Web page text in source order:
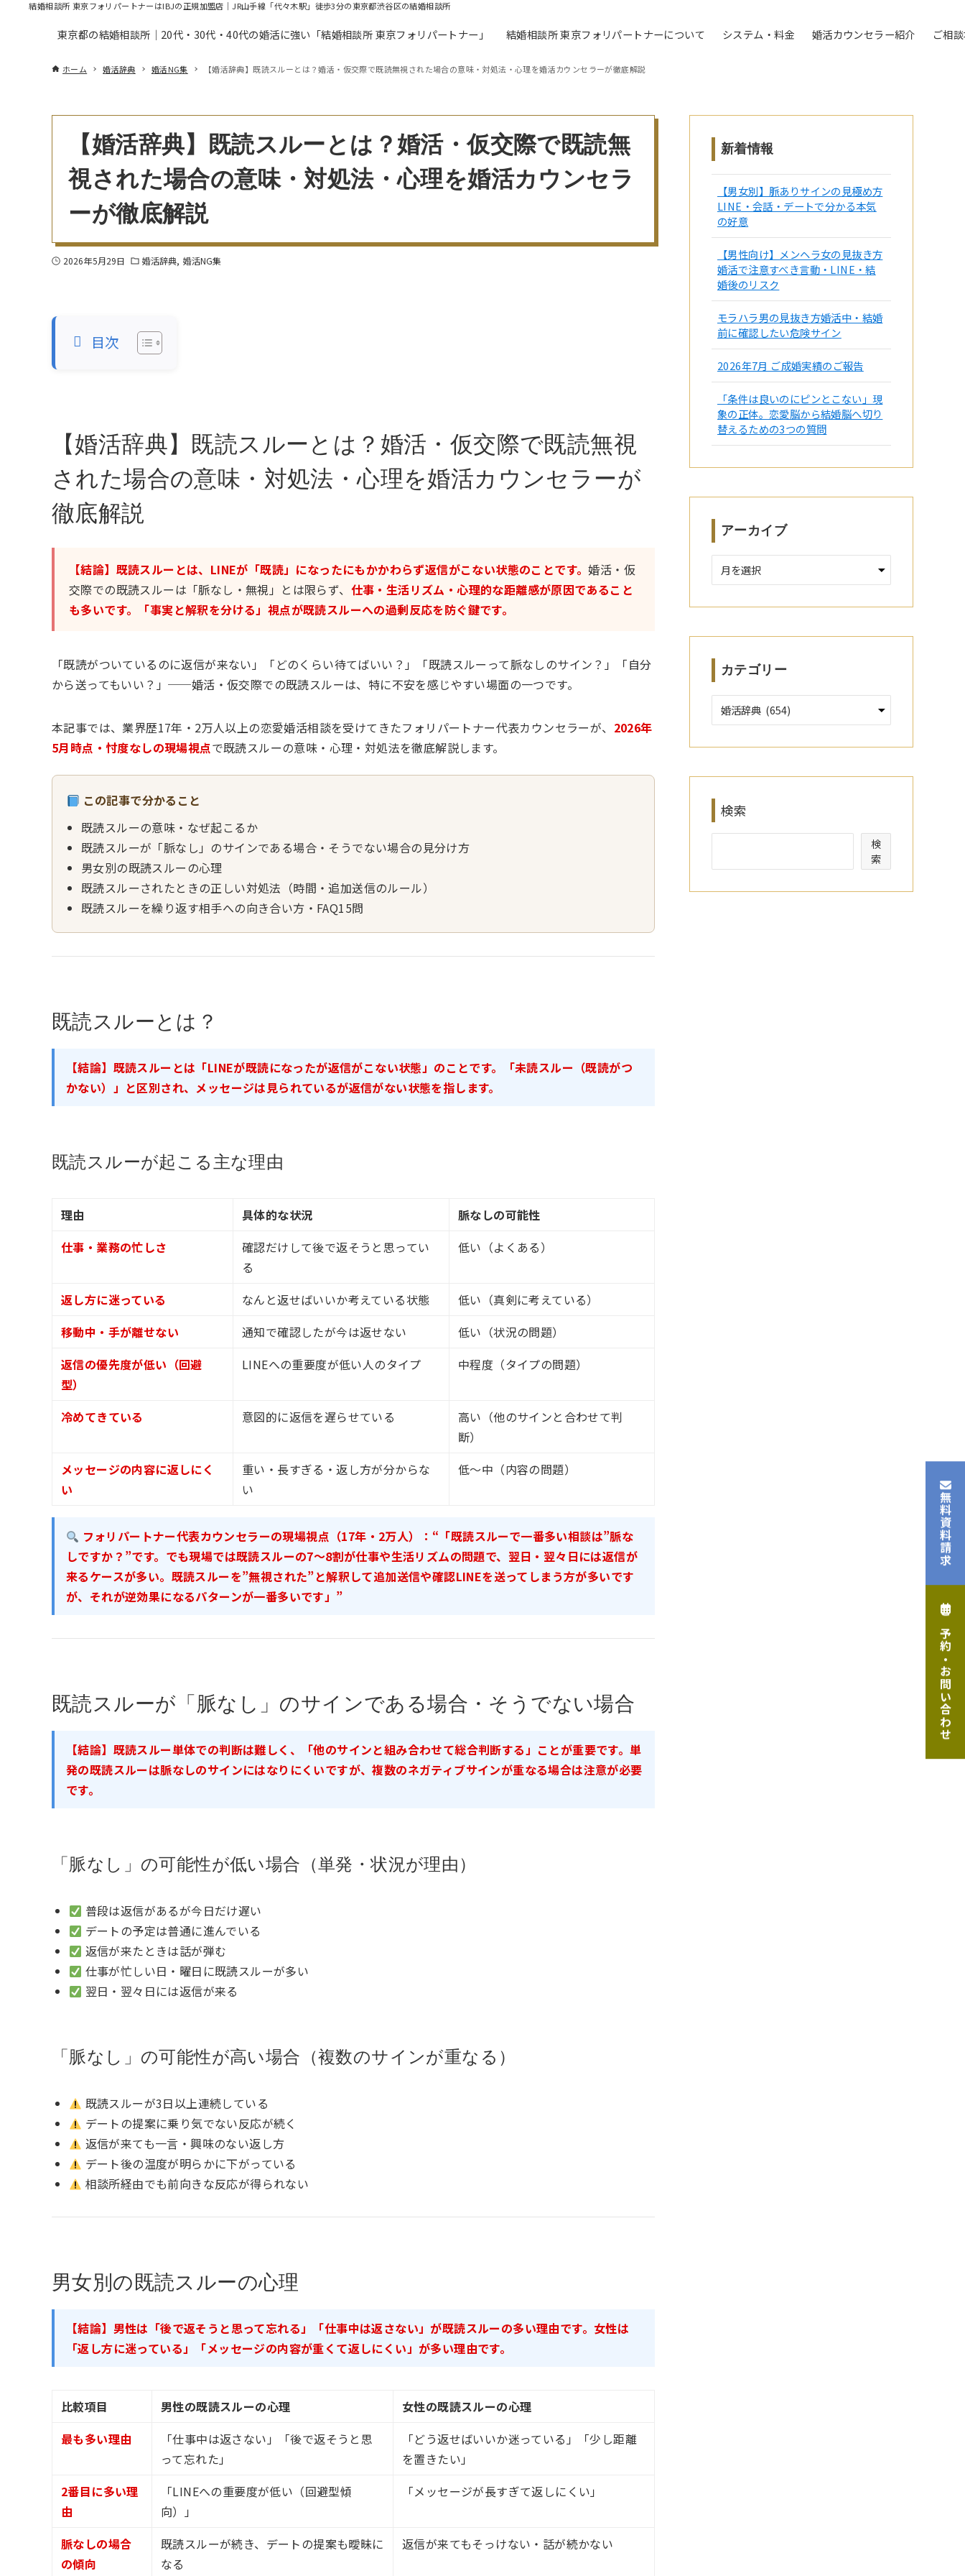
結婚相談所 東京フォリパートナーはIBJの正規加盟店｜JR山手線「代々木駅」徒歩3分の東京都渋谷区の結婚相談所
東京都の結婚相談所｜20代・30代・40代の婚活に強い「結婚相談所 東京フォリパートナー」 結婚相談所 東京フォリパートナーについて システム・料金 婚活カウンセラー紹介 ご相
ホーム 婚活辞典 婚活NG集 【婚活辞典】既読スルーとは？婚活・仮交際で既読無視された場合の意味・対処法・心理を婚活カウンセラーが徹底解説
【婚活辞典】既読スルーとは？婚活・仮交際で既読無
視された場合の意味・対処法・心理を婚活カウンセラ
ーが徹底解説
2026年5月29日 婚活辞典 婚活NG集
目次
【婚活辞典】既読スルーとは？婚活・仮交際で既読無視
された場合の意味・対処法・心理を婚活カウンセラーが
徹底解説
【結論】既読スルーとは、LINEが「既読」になったにもかかわらず返信がこない状態のことです。婚活・仮
交際での既読スルーは「脈なし・無視」とは限らず、 仕事・生活リズム・心理的な距離感が原因であること
も多いです。「事実と解釈を分ける」視点が既読スルーへの過剰反応を防ぐ鍵です。
「既読がついているのに返信が来ない」「どのくらい待てばいい？」「既読スルーって脈なしのサイン？」「自分
から送ってもいい？」──婚活・仮交際での既読スルーは、特に不安を感じやすい場面の一つです。
本記事では、業界歴17年・2万人以上の恋愛婚活相談を受けてきたフォリパートナー代表カウンセラーが、 2026年
5月時点・忖度なしの現場視点で既読スルーの意味・心理・対処法を徹底解説します。
この記事で分かること
既読スルーの意味・なぜ起こるか
既読スルーが「脈なし」のサインである場合・そうでない場合の見分け方
男女別の既読スルーの心理
既読スルーされたときの正しい対処法（時間・追加送信のルール）
既読スルーを繰り返す相手への向き合い方・FAQ15問
既読スルーとは？
【結論】既読スルーとは「LINEが既読になったが返信がこない状態」のことです。「未読スルー（既読がつ
かない）」と区別され、メッセージは見られているが返信がない状態を指します。
既読スルーが起こる主な理由
理由 具体的な状況
脈なしの可能性
仕事・業務の忙しさ
確認だけして後で返そうと思ってい
る
低い（よくある）
返し方に迷っている なんと返せばいいか考えている状態
低い（真剣に考えている）
移動中・手が離せない
通知で確認したが今は返せない
低い（状況の問題）
返信の優先度が低い（回避
型）
LINEへの重要度が低い人のタイプ 中程度（タイプの問題）
冷めてきている 意図的に返信を遅らせている
高い（他のサインと合わせて判
断）
メッセージの内容に返しにく
い
重い・長すぎる・返し方が分からな
い
低〜中（内容の問題）
フォリパートナー代表カウンセラーの現場視点（17年・2万人）： “「既読スルーで一番多い相談は”脈な
しですか？”です。でも現場では既読スルーの7〜8割が仕事や生活リズムの問題で、翌日・翌々日には返信が
来るケースが多い。既読スルーを”無視された”と解釈して追加送信や確認LINEを送ってしまう方が多いです
が、それが逆効果になるパターンが一番多いです」”
既読スルーが「脈なし」のサインである場合・そうでない場合
【結論】既読スルー単体での判断は難しく、「他のサインと組み合わせて総合判断する」ことが重要です。単
発の既読スルーは脈なしのサインにはなりにくいですが、複数のネガティブサインが重なる場合は注意が必要
です。
「脈なし」の可能性が低い場合（単発・状況が理由）
普段は返信があるが今日だけ遅い
デートの予定は普通に進んでいる
返信が来たときは話が弾む
仕事が忙しい日・曜日に既読スルーが多い
翌日・翌々日には返信が来る
「脈なし」の可能性が高い場合（複数のサインが重なる）
既読スルーが3日以上連続している
デートの提案に乗り気でない反応が続く
返信が来ても一言・興味のない返し方
デート後の温度が明らかに下がっている
相談所経由でも前向きな反応が得られない
男女別の既読スルーの心理
【結論】男性は「後で返そうと思って忘れる」「仕事中は返さない」が既読スルーの多い理由です。女性は
「返し方に迷っている」「メッセージの内容が重くて返しにくい」が多い理由です。
比較項目 男性の既読スルーの心理
女性の既読スルーの心理
最も多い理由
「仕事中は返さない」「後で返そうと思
って忘れた」
「どう返せばいいか迷っている」「少し距離
を置きたい」
2番目に多い理
由
「LINEへの重要度が低い（回避型傾
向）」
「メッセージが長すぎて返しにくい」
脈なしの場合
の傾向
既読スルーが続き、デートの提案も曖昧に
なる
返信が来てもそっけない・話が続かない
新着情報
【男女別】脈ありサインの見極め方
LINE・会話・デートで分かる本気
の好意
【男性向け】メンヘラ女の見抜き方
婚活で注意すべき言動・LINE・結
婚後のリスク
モラハラ男の見抜き方婚活中・結婚
前に確認したい危険サイン
2026年7月 ご成婚実績のご報告
「条件は良いのにピンとこない」現
象の正体。恋愛脳から結婚脳へ切り
替えるための3つの質問
アーカイブ
ー
イ
カテゴリー
検索
検
索
無料資料請求
ご予約・お問い合わせ